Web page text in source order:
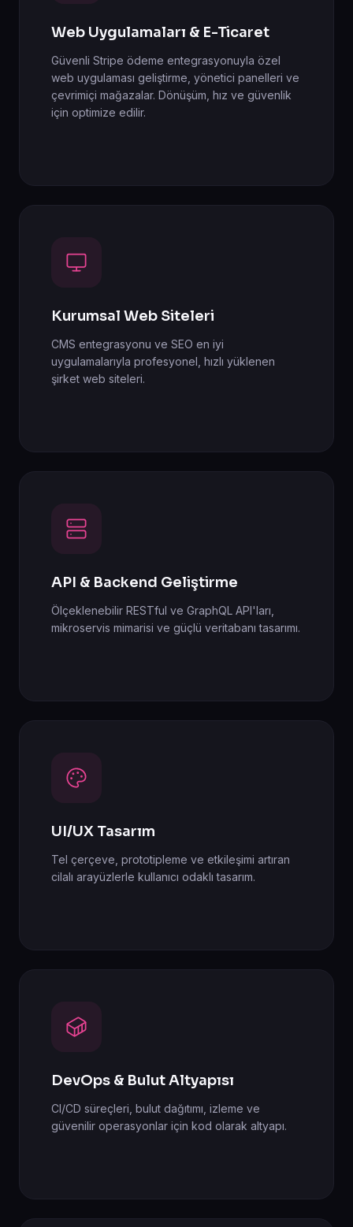
Web Uygulamaları & E-Ticaret
Güvenli Stripe ödeme entegrasyonuyla özel
web uygulaması geliştirme, yönetici panelleri ve
çevrimiçi mağazalar. Dönüşüm, hız ve güvenlik
için optimize edilir.
Kurumsal Web Siteleri
CMS entegrasyonu ve SEO en iyi
uygulamalarıyla profesyonel, hızlı yüklenen
şirket web siteleri.
API & Backend Geliştirme
Ölçeklenebilir RESTful ve GraphQL API'ları,
mikroservis mimarisi ve güçlü veritabanı tasarımı.
UI/UX Tasarım
Tel çerçeve, prototipleme ve etkileşimi artıran
cilalı arayüzlerle kullanıcı odaklı tasarım.
DevOps & Bulut Altyapısı
CI/CD süreçleri, bulut dağıtımı, izleme ve
güvenilir operasyonlar için kod olarak altyapı.